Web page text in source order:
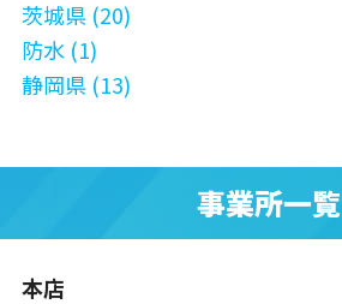
茨城県 (20)
防水 (1)
静岡県 (13)
事業所一覧
本店